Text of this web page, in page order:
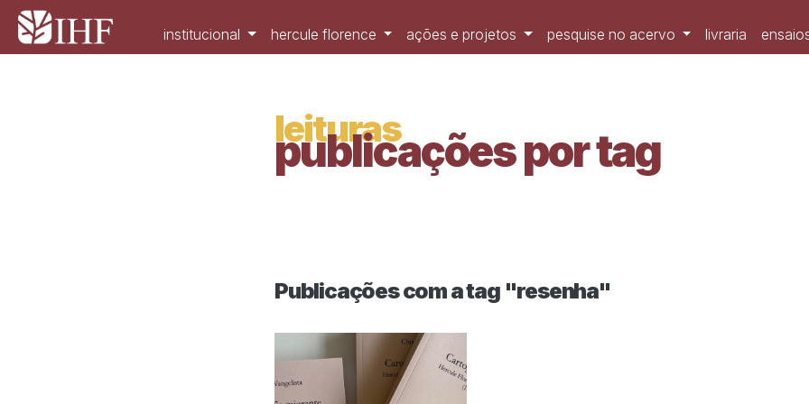
institucional hercule florence ações e projetos pesquise no acervo livraria
leituras
publicações por tag
Publicações com a tag "resenha"